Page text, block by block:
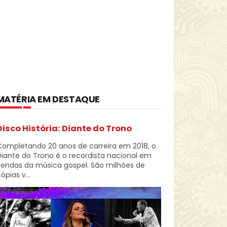
EM DESTAQUE
História: Diante do Trono
20 anos de carreira em 2018, o
do Trono é o recordista nacional em
da música gospel. São milhões de
v...